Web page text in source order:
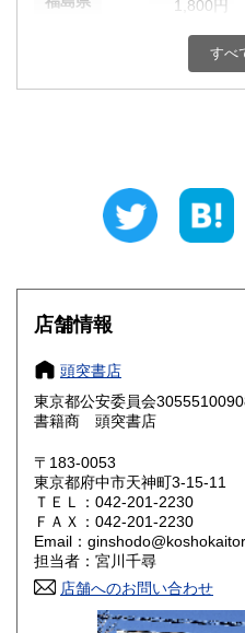
1,800円
1,800円
埼玉県
1,800円
1,800円
1,800円
岐阜県
愛知県
滋賀県
大阪府 1,800円
奈良県 1,800円
鳥取県
1,800円
すべ
店舗情報
頭突書店
東京都公安委員会
書籍商 頭突書店
〒183-0053
東京都府中市天神町3-15-11
ＴＥＬ：042-201-2230
ＦＡＸ：042-201-2230
Email：
担当者：宮川千尋
店舗へのお問い合わせ